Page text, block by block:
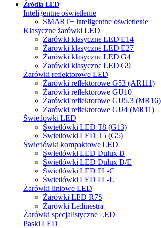
Źródła LED
Inteligentne oświetlenie
SMART+ inteligentne oświetlenie
Klasyczne żarówki LED
Żarówki klasyczne LED E14
Żarówki klasyczne LED E27
Żarówki klasyczne LED G4
Żarówki klasyczne LED G9
Żarówki reflektorowe LED
Żarówki reflektorowe G53 (AR111)
Żarówki reflektorowe GU10
Żarówki reflektorowe GU5.3 (MR16)
Żarówki reflektorowe GU4 (MR11)
Świetlówki LED
Świetlówki LED T8 (G13)
Świetlówki LED T5 (G5)
Świetlówki kompaktowe LED
Świetlówki LED Dulux D
Świetlówki LED Dulux D/E
Świetlówki LED PL-C
Świetlówki LED PL-L
Żarówki liniowe LED
Żarówki LED R7S
Żarówki Ledinestra
Żarówki specjalistyczne LED
Paski LED